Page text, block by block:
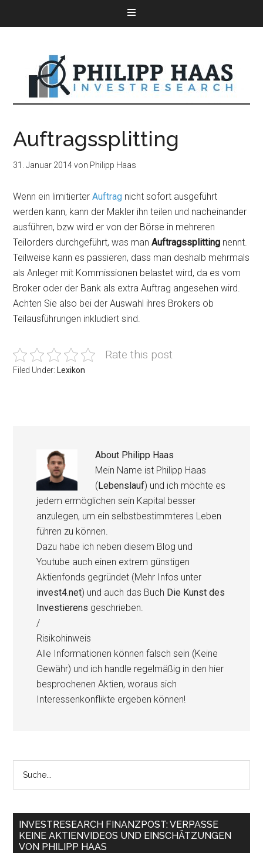
Auftragssplitting
31. Januar 2014von Philipp Haas
Wenn ein limitierterAuftrag nicht sofort ausgeführt
werden kann, kann der Makler ihn teilen und nacheinander
ausführen, bzw wird er von der Börse in mehreren
Teilorders durchgeführt, was manAuftragssplitting nennt.
Teilweise kann es passieren, dass man deshalb mehrmals
als Anleger mit Kommissionen belastet wird, da es vom
Broker oder der Bank als extra Auftrag angesehen wird.
Achten Sie also bei der Auswahl ihres Brokers ob
Teilausführungen inkludiert sind.
Rate this post
Filed Under: Lexikon
About Philipp Haas
Mein Name ist Philipp Haas
(Lebenslauf) und ich möchte es
jedem ermöglichen sein Kapital besser
anzulegen, um ein selbstbestimmteres Leben
führen zu können.
Dazu habe ich neben diesem Blog und
Youtube auch einen extrem günstigen
Aktienfonds gegründet (Mehr Infos unter
invest4.net) und auch das Buch Die Kunst des
Investierens geschrieben.
/
Risikohinweis
Alle Informationen können falsch sein (Keine
Gewähr) und ich handle regelmäßig in den hier
besprochenen Aktien, woraus sich
Interessenkonflikte ergeben können!
INVESTRESEARCH FINANZPOST: VERPASSE
KEINE AKTIENVIDEOS UND EINSCHÄTZUNGEN
VON PHILIPP HAAS